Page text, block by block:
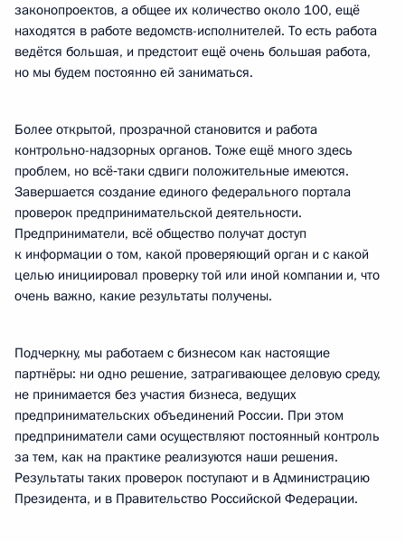
законопроектов, а общее их количество около 100, ещё
находятся в работе ведомств-исполнителей. То есть работа
ведётся большая, и предстоит ещё очень большая работа,
но мы будем постоянно ей заниматься.
Более открытой, прозрачной становится и работа
контрольно-надзорных органов. Тоже ещё много здесь
проблем, но всё‑таки сдвиги положительные имеются.
Завершается создание единого федерального портала
проверок предпринимательской деятельности.
Предприниматели, всё общество получат доступ
к информации о том, какой проверяющий орган и с какой
целью инициировал проверку той или иной компании и, что
очень важно, какие результаты получены.
Подчеркну, мы работаем с бизнесом как настоящие
партнёры: ни одно решение, затрагивающее деловую среду,
не принимается без участия бизнеса, ведущих
предпринимательских объединений России. При этом
предприниматели сами осуществляют постоянный контроль
за тем, как на практике реализуются наши решения.
Результаты таких проверок поступают и в Администрацию
Президента, и в Правительство Российской Федерации.